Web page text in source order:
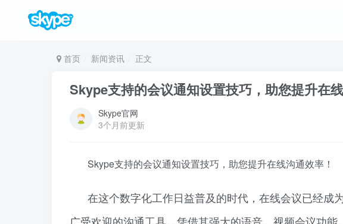
首页 新闻资讯 正文
Skype支持的会议通知设置技巧，助您提升在
Skype官网
3个月前更新
Skype支持的会议通知设置技巧，助您提升在线沟通效率！
在这个数字化工作日益普及的时代，在线会议已经成